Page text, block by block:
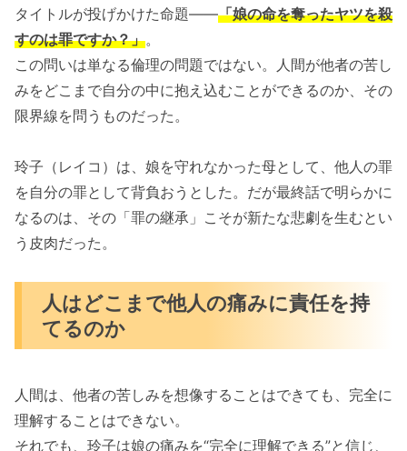
タイトルが投げかけた命題――「娘の命を奪ったヤツを殺
すのは罪ですか？」。
この問いは単なる倫理の問題ではない。人間が他者の苦し
みをどこまで自分の中に抱え込むことができるのか、その
限界線を問うものだった。
玲子（レイコ）は、娘を守れなかった母として、他人の罪
を自分の罪として背負おうとした。だが最終話で明らかに
なるのは、その「罪の継承」こそが新たな悲劇を生むとい
う皮肉だった。
人はどこまで他人の痛みに責任を持
てるのか
人間は、他者の苦しみを想像することはできても、完全に
理解することはできない。
それでも、玲子は娘の痛みを“完全に理解できる”と信じ、